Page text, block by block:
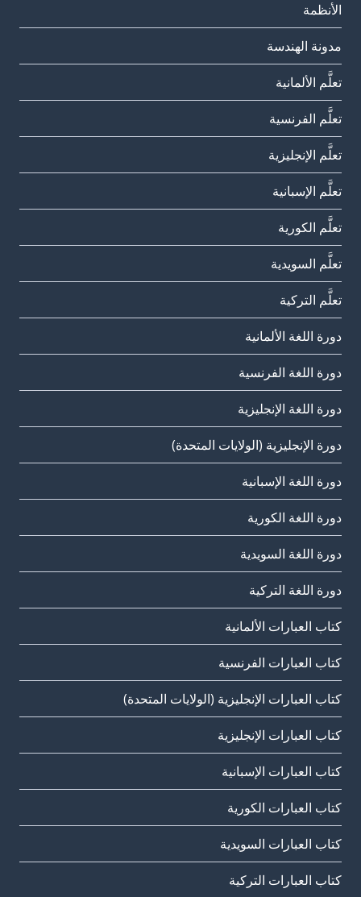
الأنظمة
مدونة الهندسة
تعلَّم الألمانية
تعلَّم الفرنسية
تعلَّم الإنجليزية
تعلَّم الإسبانية
تعلَّم الكورية
تعلَّم السويدية
تعلَّم التركية
دورة اللغة الألمانية
دورة اللغة الفرنسية
دورة اللغة الإنجليزية
دورة الإنجليزية (الولايات المتحدة)
دورة اللغة الإسبانية
دورة اللغة الكورية
دورة اللغة السويدية
دورة اللغة التركية
كتاب العبارات الألمانية
كتاب العبارات الفرنسية
كتاب العبارات الإنجليزية (الولايات المتحدة)
كتاب العبارات الإنجليزية
كتاب العبارات الإسبانية
كتاب العبارات الكورية
كتاب العبارات السويدية
كتاب العبارات التركية